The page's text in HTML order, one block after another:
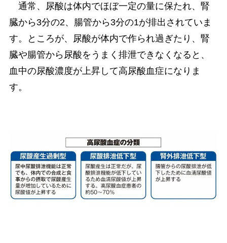
通常、尿酸は体内でほぼ一定の量に保たれ、腎
臓から3分の2、腸管から3分の1が排出されていま
す。ところが、尿酸が体内で作られ過ぎたり、腎
臓や腸管から尿酸をうまく排泄できなくなると、
血中の尿酸濃度が上昇して高尿酸血症になりま
す。